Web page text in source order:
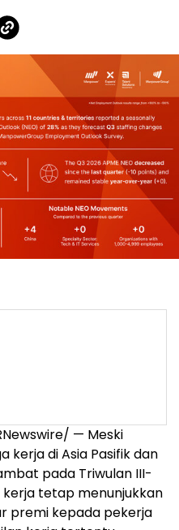
— Meski
di Asia Pasifik dan
pada Triwulan III-
kerja tetap menunjukkan
premi kepada pekerja